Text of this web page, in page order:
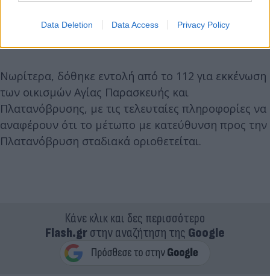
Data Deletion Data Access Privacy Policy
Νωρίτερα, δόθηκε εντολή από το 112 για εκκένωση
των οικισμών Αγίας Παρασκευής και
Πλατανόβρυσης, με τις τελευταίες πληροφορίες να
αναφέρουν ότι το μέτωπο με κατεύθυνση προς την
Πλατανόβρυση σταδιακά οριοθετείται.
Κάνε κλικ και δες περισσότερο
Flash.grστην αναζήτηση της Google